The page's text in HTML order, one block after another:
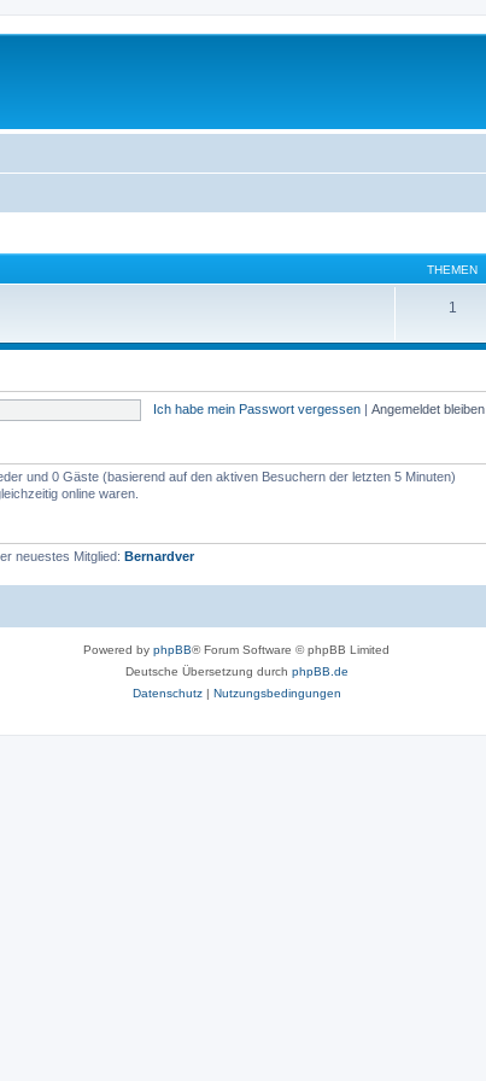
THEMEN
1
Ich habe mein Passwort vergessen | Angemeldet bleiben
und 0 Gäste (basierend auf den aktiven Besuchern der letzten 5 Minuten)
online waren.
neuestes Mitglied: Bernardver
Powered by phpBB® Forum Software © phpBB Limited
Deutsche Übersetzung durch phpBB.de
Datenschutz| Nutzungsbedingungen